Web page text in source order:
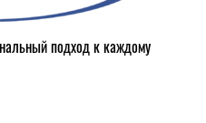
подход к каждому